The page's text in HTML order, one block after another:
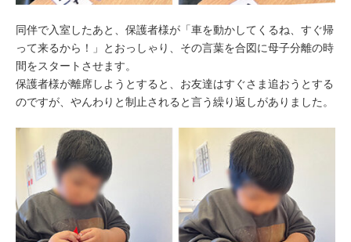
同伴で入室したあと、保護者様が「車を動かしてくるね、すぐ帰
って来るから！」とおっしゃり、その言葉を合図に母子分離の時
間をスタートさせます。
保護者様が離席しようとすると、お友達はすぐさま追おうとする
のですが、やんわりと制止されると言う繰り返しがありました。